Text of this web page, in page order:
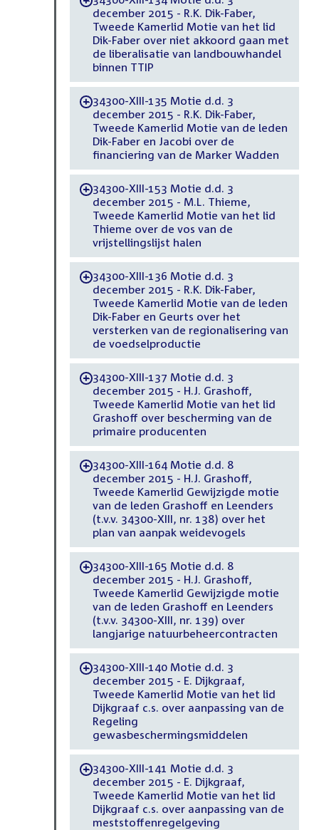
december 2015 - R.K. Dik-Faber,
Tweede Kamerlid Motie van het lid
Dik-Faber over niet akkoord gaan met
de liberalisatie van landbouwhandel
binnen TTIP
-34300-XIII-135 Motie d.d. 3
december 2015 - R.K. Dik-Faber,
Tweede Kamerlid Motie van de leden
Dik-Faber en Jacobi over de
financiering van de Marker Wadden
-34300-XIII-153 Motie d.d. 3
december 2015 - M.L. Thieme,
Tweede Kamerlid Motie van het lid
Thieme over de vos van de
vrijstellingslijst halen
-34300-XIII-136 Motie d.d. 3
december 2015 - R.K. Dik-Faber,
Tweede Kamerlid Motie van de leden
Dik-Faber en Geurts over het
versterken van de regionalisering van
de voedselproductie
-34300-XIII-137 Motie d.d. 3
december 2015 - H.J. Grashoff,
Tweede Kamerlid Motie van het lid
Grashoff over bescherming van de
primaire producenten
-34300-XIII-164 Motie d.d. 8
december 2015 - H.J. Grashoff,
Tweede Kamerlid Gewijzigde motie
van de leden Grashoff en Leenders
(t.v.v. 34300-XIII, nr. 138) over het
plan van aanpak weidevogels
-34300-XIII-165 Motie d.d. 8
december 2015 - H.J. Grashoff,
Tweede Kamerlid Gewijzigde motie
van de leden Grashoff en Leenders
(t.v.v. 34300-XIII, nr. 139) over
langjarige natuurbeheercontracten
-34300-XIII-140 Motie d.d. 3
december 2015 - E. Dijkgraaf,
Tweede Kamerlid Motie van het lid
Dijkgraaf c.s. over aanpassing van de
Regeling
gewasbeschermingsmiddelen
-34300-XIII-141 Motie d.d. 3
december 2015 - E. Dijkgraaf,
Tweede Kamerlid Motie van het lid
Dijkgraaf c.s. over aanpassing van de
meststoffenregelgeving